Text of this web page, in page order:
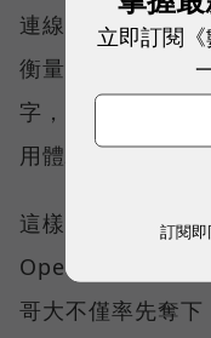
連線，即無法轉換
衡量「好網路」的
字，轉向任何時
用體驗。
這樣的轉變，也反
Opensignal 公布
哥大不僅率先奪下
立即訂閱
訂閱